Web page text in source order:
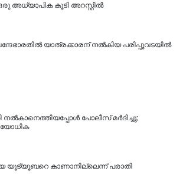
അധ്യാപിക കൂടി അറസ്റ്റില്‍
യാത്രക്കാരന് നല്‍കിയ പരിപ്പുവടയില്‍
നൽകാനെത്തിയപ്പോൾ പോലീസ് മർദിച്ചു;
യൂട്യൂബറെ കാണാനില്ലെന്ന് പരാതി